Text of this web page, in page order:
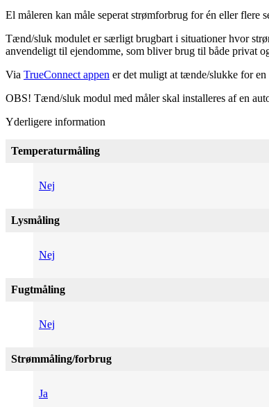
El måleren kan måle seperat strømforbrug for én eller flere
Tænd/sluk modulet er særligt brugbart i situationer hvor
anvendeligt til ejendomme, som bliver brug til både privat
Via TrueConnect appen er det muligt at tænde/slukke for en
OBS! Tænd/sluk modul med måler skal installeres af en
Yderligere information
Temperaturmåling
Nej
Lysmåling
Nej
Fugtmåling
Nej
Strømmåling/forbrug
Ja